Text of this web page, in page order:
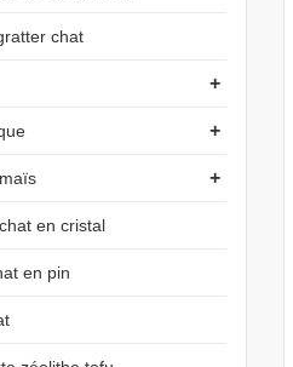
chat
+
+
+
en cristal
en pin